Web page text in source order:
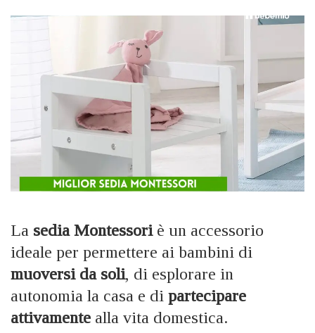
La sedia Montessoriè un accessorio
ideale per permettere ai bambini di
muoversi da soli, di esplorare in
autonomia la casa e di partecipare
attivamente alla vita domestica.